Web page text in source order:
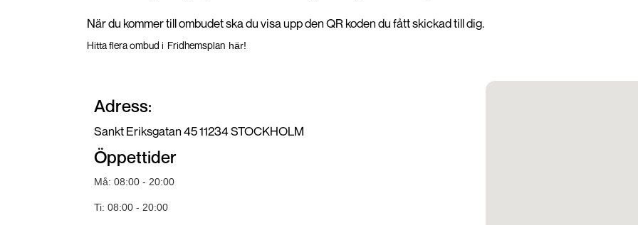
När du kommer till ombudet ska du visa upp den QR koden du fått skickad till dig.
Hitta flera ombud i Fridhemsplan här!
Adress:
Sankt Eriksgatan 45 11234 STOCKHOLM
Öppettider
Må: 08:00 - 20:00
Ti: 08:00 - 20:00